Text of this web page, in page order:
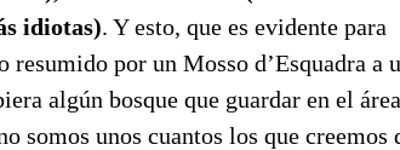
idiotas). Y esto, que es evidente para
resumido por un Mosso d’Esquadra a
algún bosque que guardar en el área
somos unos cuantos los que creemos